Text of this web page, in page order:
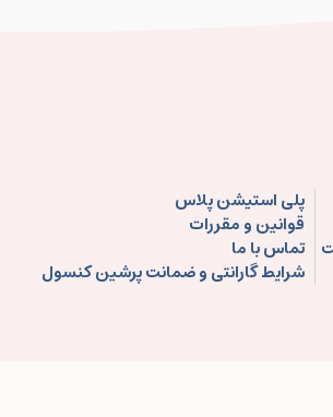
پلی استیشن پلاس
قوانین و مقررات
تماس با ما
شرایط گارانتی و ضمانت پرشین کنسول